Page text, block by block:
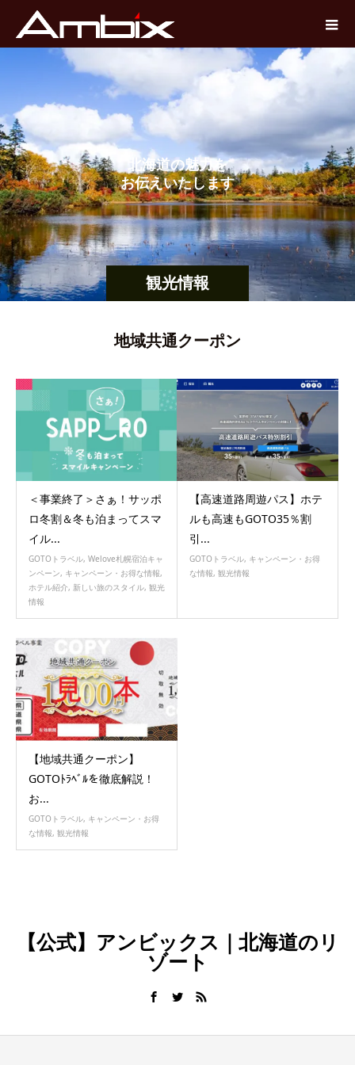
観光情報
北海道の魅力 を
お伝えいたします
地域共通クーポン
＜事業終了＞さぁ！サッポ
ロ冬割＆冬も泊まってスマ
イル...
GOTOトラベル, Welove札幌宿泊キャ
ンペーン, キャンペーン・お得な情報,
ホテル紹介, 新しい旅のスタイル, 観光
情報
【高速道路周遊パス】ホテ
ルも高速もGOTO35％割
引...
GOTOトラベル, キャンペーン・お得
な情報, 観光情報
【地域共通クーポン】
GOTOﾄﾗﾍﾞﾙを徹底解説！
お...
GOTOトラベル, キャンペーン・お得
な情報, 観光情報
【公式】アンビックス｜北海道のリ
ゾート